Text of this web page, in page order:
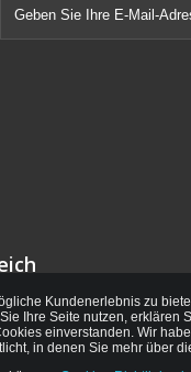
Kundenerlebnis zu
Ihre Seite nutzen, erklären
einverstanden. Wir
in denen Sie mehr über